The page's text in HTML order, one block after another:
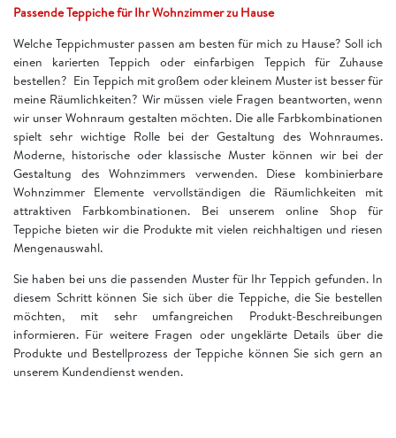
Passende Teppiche für Ihr Wohnzimmer zu Hause
Welche Teppichmuster passen am besten für mich zu Hause? Soll ich
einen karierten Teppich oder einfarbigen Teppich für Zuhause
bestellen? Ein Teppich mit großem oder kleinem Muster ist besser für
meine Räumlichkeiten? Wir müssen viele Fragen beantworten, wenn
wir unser Wohnraum gestalten möchten. Die alle Farbkombinationen
spielt sehr wichtige Rolle bei der Gestaltung des Wohnraumes.
Moderne, historische oder klassische Muster können wir bei der
Gestaltung des Wohnzimmers verwenden. Diese kombinierbare
Wohnzimmer Elemente vervollständigen die Räumlichkeiten mit
attraktiven Farbkombinationen. Bei unserem online Shop für
Teppiche bieten wir die Produkte mit vielen reichhaltigen und riesen
Mengenauswahl.
Sie haben bei uns die passenden Muster für Ihr Teppich gefunden. In
diesem Schritt können Sie sich über die Teppiche, die Sie bestellen
möchten, mit sehr umfangreichen Produkt-Beschreibungen
informieren. Für weitere Fragen oder ungeklärte Details über die
Produkte und Bestellprozess der Teppiche können Sie sich gern an
unserem Kundendienst wenden.